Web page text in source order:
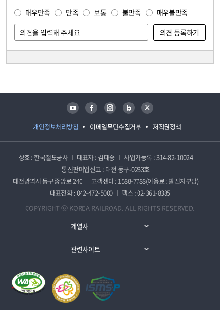
매우만족 만족 보통 불만족 매우불만족
개인정보처리방침 이메일무단수집거부 저작권정책
유튜브 페이스북 인스타그램 블로그 트위터
상호 : 한국철도공사 대표자 : 김태승
사업자등록 : 314-82-10024
통신판매업신고 : 대전 동구-0233호
대전광역시 동구 중앙로 240
고객센터 : 1588-7788(이용료 : 발신자부담)
대표전화 : 042-472-5000
팩스 : 02-361-8385
COPYRIGHT ⓒ KOREA RAILROAD. ALL RIGHTS RESERVED.
계열사
관련사이트